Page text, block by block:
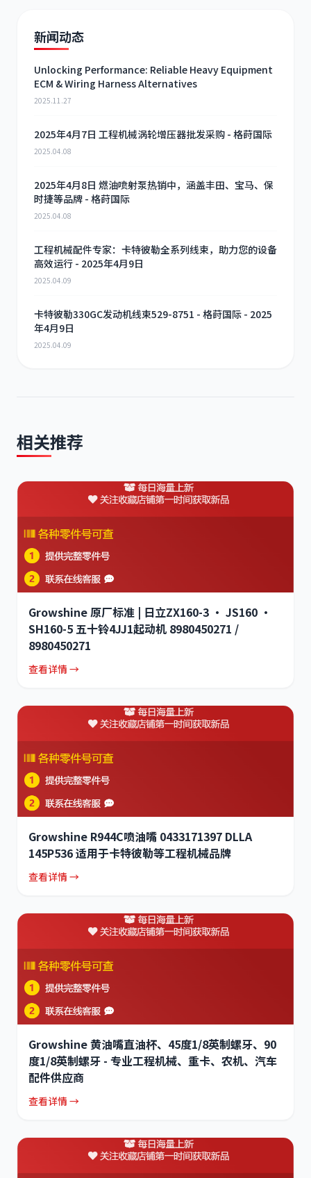
新闻动态
Unlocking Performance: Reliable Heavy Equipment
ECM & Wiring Harness Alternatives
2025.11.27
2025年4月7日 工程机械涡轮增压器批发采购 - 格莳国际
2025.04.08
2025年4月8日 燃油喷射泵热销中，涵盖丰田、宝马、保
时捷等品牌 - 格莳国际
2025.04.08
工程机械配件专家：卡特彼勒全系列线束，助力您的设备
高效运行 - 2025年4月9日
2025.04.09
卡特彼勒330GC发动机线束529-8751 - 格莳国际 - 2025
年4月9日
2025.04.09
相关推荐
Growshine 原厂标准 | 日立ZX160-3 · JS160 ·
SH160-5 五十铃4JJ1起动机 8980450271 /
8980450271
查看详情 →
Growshine R944C喷油嘴 0433171397 DLLA
145P536 适用于卡特彼勒等工程机械品牌
查看详情 →
Growshine 黄油嘴直油杯、45度1/8英制螺牙、90
度1/8英制螺牙 - 专业工程机械、重卡、农机、汽车
配件供应商
查看详情 →